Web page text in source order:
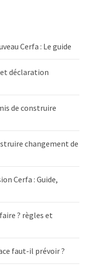
Cerfa : Le guide
déclaration
de construire
changement de
Cerfa : Guide,
? règles et
faut-il prévoir ?